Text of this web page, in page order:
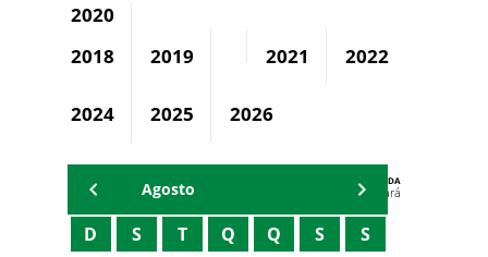
2020
2018
2019 2021 2022
2024 2025 2026
AGENDA
Polícia Militar do Ceará
Agosto
D S T Q Q S S